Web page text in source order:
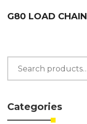
G80 LOAD CHAIN
for:
Categories